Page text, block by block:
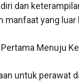
dan
manfaat yang luar
Menuju
untuk perawat